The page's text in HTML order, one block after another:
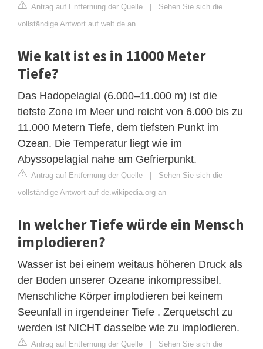
Antrag auf Entfernung der Quelle | Sehen Sie sich die
vollständige Antwort auf welt.de an
Wie kalt ist es in 11000 Meter
Tiefe?
Das Hadopelagial (6.000–11.000 m) ist die
tiefste Zone im Meer und reicht von 6.000 bis zu
11.000 Metern Tiefe, dem tiefsten Punkt im
Ozean. Die Temperatur liegt wie im
Abyssopelagial nahe am Gefrierpunkt.
Antrag auf Entfernung der Quelle | Sehen Sie sich die
vollständige Antwort auf de.wikipedia.org an
In welcher Tiefe würde ein Mensch
implodieren?
Wasser ist bei einem weitaus höheren Druck als
der Boden unserer Ozeane inkompressibel.
Menschliche Körper implodieren bei keinem
Seeunfall in irgendeiner Tiefe . Zerquetscht zu
werden ist NICHT dasselbe wie zu implodieren.
Antrag auf Entfernung der Quelle | Sehen Sie sich die